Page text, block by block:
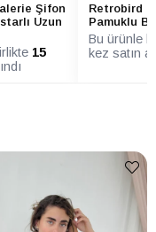
Şifon
Uzun
15
Retrobird
Pamuklu
Bu ürünle
kez satın